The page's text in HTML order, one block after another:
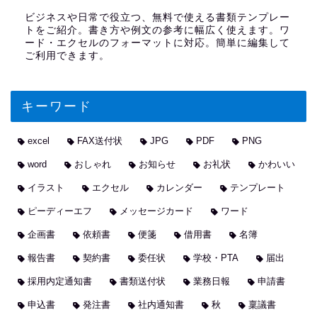
ビジネスや日常で役立つ、無料で使える書類テンプレー
トをご紹介。書き方や例文の参考に幅広く使えます。ワ
ード・エクセルのフォーマットに対応。簡単に編集して
ご利用できます。
キーワード
excel FAX送付状 JPG PDF PNG
word おしゃれ お知らせ お礼状 かわいい
イラスト エクセル カレンダー テンプレート
ピーディーエフ メッセージカード ワード
企画書 依頼書 便箋 借用書 名簿
報告書 契約書 委任状 学校・PTA 届出
採用内定通知書 書類送付状 業務日報 申請書
申込書 発注書 社内通知書 秋 稟議書